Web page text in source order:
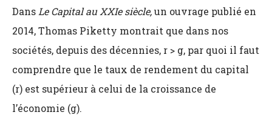
Dans Le Capital au XXIe siècle,un ouvrage publié en
2014, Thomas Piketty montrait que dans nos
sociétés, depuis des décennies, r > g, par quoi il faut
comprendre que le taux de rendement du capital
(r) est supérieur à celui de la croissance de
l’économie (g).